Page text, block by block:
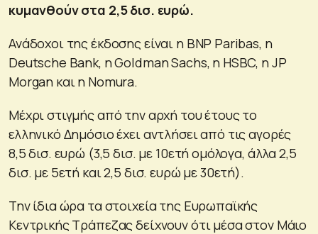
κυμανθούν στα 2,5 δισ. ευρώ.
Ανάδοχοι της έκδοσης είναι η BNP Paribas, η
Deutsche Bank, η Goldman Sachs, η ΗSBC, η JP
Morgan και η Nomura.
Μέχρι στιγμής από την αρχή του έτους το
ελληνικό Δημόσιο έχει αντλήσει από τις αγορές
8,5 δισ. ευρώ (3,5 δισ. με 10ετή ομόλογα, άλλα 2,5
δισ. με 5ετή και 2,5 δισ. ευρώ με 30ετή).
Την ίδια ώρα τα στοιχεία της Ευρωπαϊκής
Κεντρικής Τράπεζας δείχνουν ότι μέσα στον Μάιο